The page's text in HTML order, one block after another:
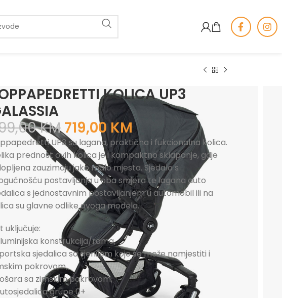
KOLICA UP3
KM719,00 KM
UP3 su lagana, praktična i fukcionalna kolica.
prednost ovih kolica je i kompaktno sklapanje, gdje
zauzimaju jako malo mjesta. Sjedalo s
postavljanja u oba smjera te lagana auto
s jednostavnim postavljanjem u automobil ili na
su glavne odlike ovoga modela.
uključuje:
konstrukcija/rama,
sjedalica sa sjenilom koje se može namjestiti i
pokrovom,
sa zimskim pokrovom,
grupe 0+